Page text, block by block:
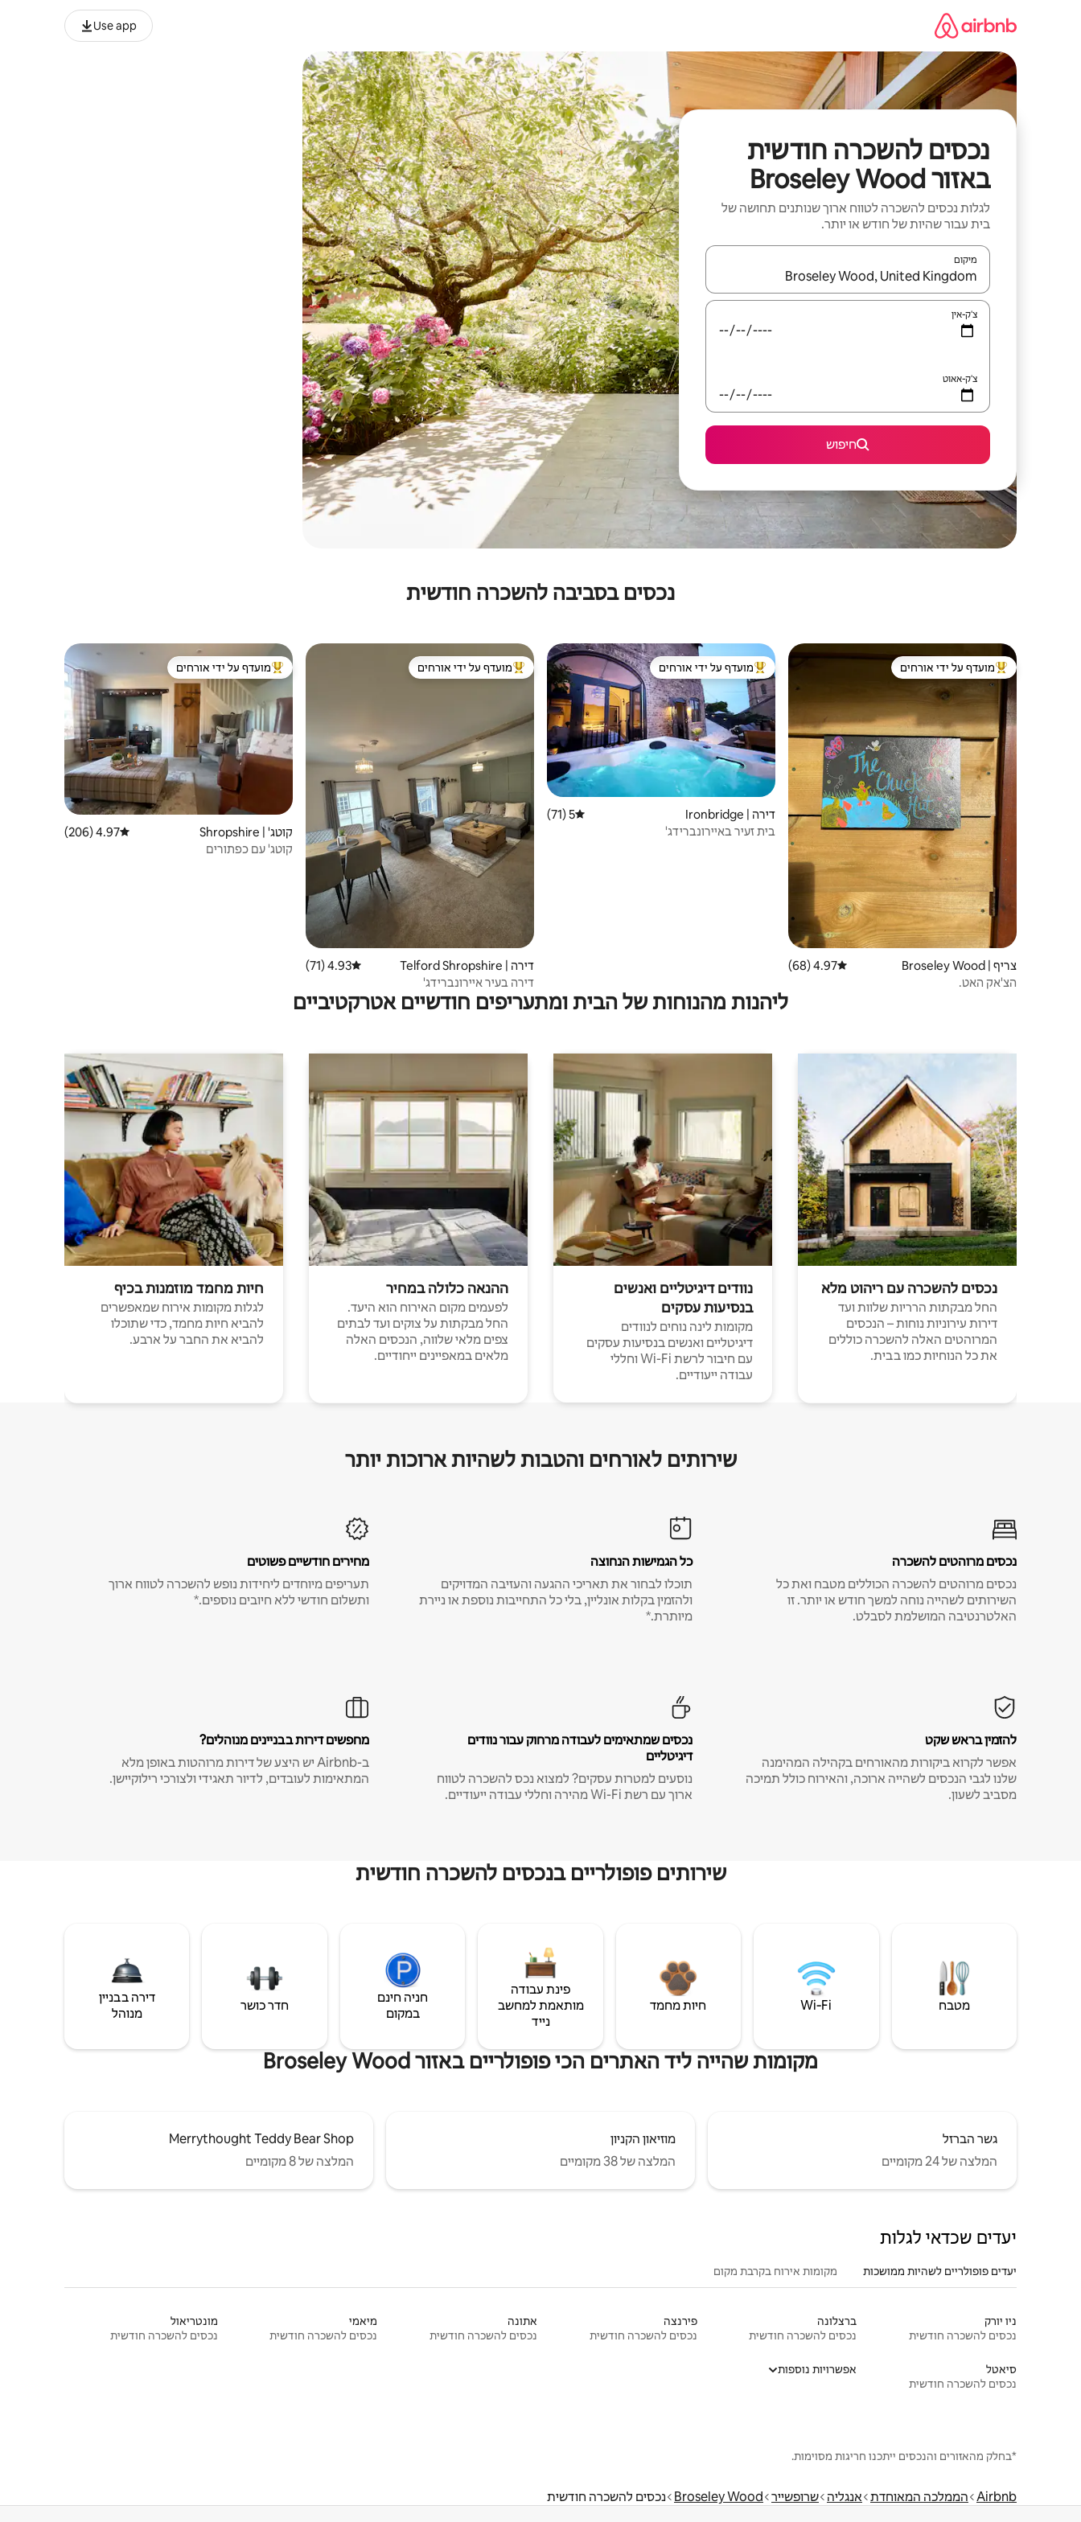
Use app
נכסים להשכרה חודשית
באזור Broseley Wood
לגלות נכסים להשכרה לטווח ארוך שנותנים תחושה של
בית עבור שהיות של חודש או יותר.
מיקום
כאשר התוצאות יהיו זמינות, יש לנווט עם מקשי החיצים למעלה ולמטה או לעיין בעזרת תנועות מגע או החלקה.
צ'ק-אין
צ'ק-אאוט
חיפוש
נכסים בסביבה להשכרה חודשית
מוביל בקרב נכסים מועדפים על ידי אורחים
מועדף על ידי אורחים
צריף | Broseley Wood דירוג ממוצע של 4.97 מתוך 5, 68 ביקורות
4.97 (68)
הצ'אק האט.
מוביל בקרב נכסים מועדפים על ידי אורחים
מועדף על ידי אורחים
דירה | Ironbridge דירוג ממוצע של 5 מתוך 5, 71 ביקורות
5 (71)
בית זעיר באיירונברידג'
מוביל בקרב נכסים מועדפים על ידי אורחים
מועדף על ידי אורחים
דירה | Telford Shropshire דירוג ממוצע של 4.93 מתוך 5, 71 ביקורות
4.93 (71)
דירה בעיר איירונברידג'
מוביל בקרב נכסים מועדפים על ידי אורחים
מועדף על ידי אורחים
קוטג' | Shropshire דירוג ממוצע של 4.97 מתוך 5, 206 ביקורות
4.97 (206)
קוטג' עם כפתורים
ליהנות מהנוחות של הבית ומתעריפים חודשיים אטרקטיביים
נכסים להשכרה עם ריהוט מלא
החל מבקתות הרריות שלוות ועד
דירות עירוניות נוחות – הנכסים
המרוהטים האלה להשכרה כוללים
את כל הנוחיות כמו בבית.
נוודים דיגיטליים ואנשים
בנסיעות עסקים
מקומות לינה נוחים לנוודים
דיגיטליים ואנשים בנסיעות עסקים
עם חיבור לרשת Wi-Fi וחללי
עבודה ייעודיים.
ההנאה כלולה במחיר
לפעמים מקום האירוח הוא היעד.
החל מבקתות על צוקים ועד לבתים
צפים מלאי שלווה, הנכסים האלה
מלאים במאפיינים ייחודיים.
חיות מחמד מוזמנות בכיף
לגלות מקומות אירוח שמאפשרים
להביא חיות מחמד, כדי שתוכלו
להביא את החבר על ארבע.
שירותים לאורחים והטבות לשהיות ארוכות יותר
נכסים מרוהטים להשכרה
נכסים מרוהטים להשכרה הכוללים מטבח ואת כל
השירותים לשהייה נוחה למשך חודש או יותר. זו
האלטרנטיבה המושלמת לסבלט.
כל הגמישות הנחוצה
תוכלו לבחור את תאריכי ההגעה והעזיבה המדויקים
ולהזמין בקלות אונליין, בלי כל התחייבות נוספת או ניירת
מיותרת.*
מחירים חודשיים פשוטים
תעריפים מיוחדים ליחידות נופש להשכרה לטווח ארוך
ותשלום חודשי ללא חיובים נוספים.*
להזמין בראש שקט
אפשר לקרוא ביקורות מהאורחים בקהילה המהימנה
שלנו לגבי הנכסים לשהייה ארוכה, והאירוח כולל תמיכה
מסביב לשעון.
נכסים שמתאימים לעבודה מרחוק עבור נוודים
דיגיטליים
נוסעים למטרות עסקים? למצוא נכס להשכרה לטווח
ארוך עם רשת Wi-Fi מהירה וחללי עבודה ייעודיים.
מחפשים דירות בבניינים מנוהלים?
ב-Airbnb יש היצע של דירות מרוהטות באופן מלא
המתאימות לעובדים, לדיור תאגידי ולצורכי רילוקיישן.
שירותים פופולריים בנכסים להשכרה חודשית
מטבח Wi‑Fi חיות מחמד
פינת עבודה
מותאמת למחשב
נייד
חניה חינם
במקום
חדר כושר
דירה בבניין
מנוהל
מקומות שהייה ליד האתרים הכי פופולריים באזור Broseley Wood
גשר הברזל
המלצה של 24 מקומיים
מוזיאון הקניון
המלצה של 38 מקומיים
Merrythought Teddy Bear Shop
המלצה של 8 מקומיים
יעדים שכדאי לגלות
יעדים פופולריים לשהיות ממושכות מקומות אירוח בקרבת מקום
ניו יורק
נכסים להשכרה חודשית
ברצלונה
נכסים להשכרה חודשית
פירנצה
נכסים להשכרה חודשית
אתונה
נכסים להשכרה חודשית
מיאמי
נכסים להשכרה חודשית
מונטריאול
נכסים להשכרה חודשית
סיאטל
נכסים להשכרה חודשית
אפשרויות נוספות
*בחלק מהאזורים והנכסים ייתכנו חריגות מסוימות.
Airbnb הממלכה המאוחדת אנגליה שרופשייר Broseley Wood נכסים להשכרה חודשית